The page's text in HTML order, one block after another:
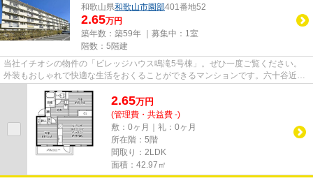
和歌山県和歌山市園部401番地52
2.65万円
築年数：築59年 ｜募集中： 1室
階数：5階建
当社イチオシの物件の「ビレッジハウス鳴滝5号棟」。ぜひ一度ご覧ください。
外装もおしゃれで快適な生活をおくることができるマンションです。六十谷近く
2.65万円
(管理費・共益費 -)
敷：0ヶ月｜礼：0ヶ月
所在階：5階
間取り：2LDK
面積：42.97㎡